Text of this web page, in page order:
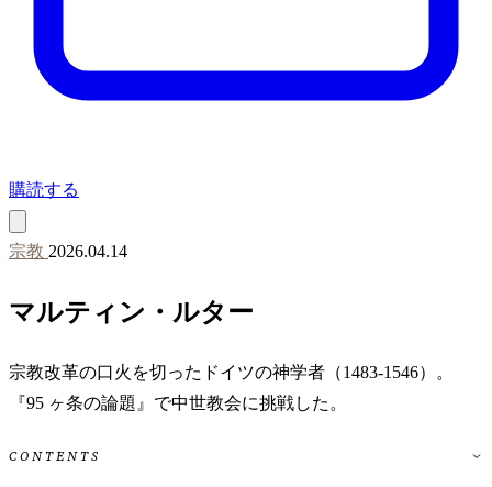
購読する
宗教 2026.04.14
マルティン・ルター
宗教改革の口火を切ったドイツの神学者（1483-1546）。
『95 ヶ条の論題』で中世教会に挑戦した。
CONTENTS